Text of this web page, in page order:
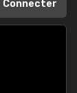
Connecter